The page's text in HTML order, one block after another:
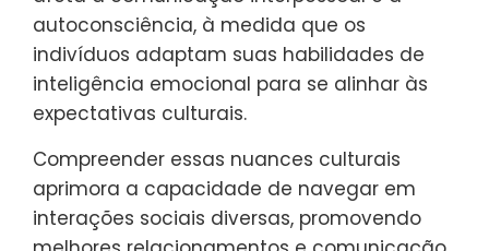
autoconsciência, à medida que os
indivíduos adaptam suas habilidades de
inteligência emocional para se alinhar às
expectativas culturais.
Compreender essas nuances culturais
aprimora a capacidade de navegar em
interações sociais diversas, promovendo